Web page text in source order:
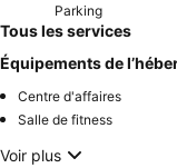
Parking
Tous les services
Équipements de
Centre d'affaires
Salle de fitness
Voir plus